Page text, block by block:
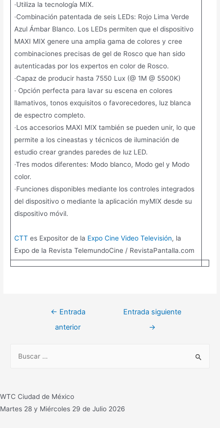
·Utiliza la tecnología MIX.
·Combinación patentada de seis LEDs: Rojo Lima Verde
Azul Ámbar Blanco. Los LEDs permiten que el dispositivo
MAXI MIX genere una amplia gama de colores y cree
combinaciones precisas de gel de Rosco que han sido
autenticadas por los expertos en color de Rosco.
·Capaz de producir hasta 7550 Lux (@ 1M @ 5500K)
· Opción perfecta para lavar su escena en colores
llamativos, tonos exquisitos o favorecedores, luz blanca
de espectro completo.
·Los accesorios MAXI MIX también se pueden unir, lo que
permite a los cineastas y técnicos de iluminación de
estudio crear grandes paredes de luz LED.
·Tres modos diferentes: Modo blanco, Modo gel y Modo
color.
·Funciones disponibles mediante los controles integrados
del dispositivo o mediante la aplicación myMIX desde su
dispositivo móvil.
CTTes Expositor de la Expo Cine Video Televisión, la
Expo de la Revista TelemundoCine / RevistaPantalla.com
Navegación
← Entrada
anterior
Entrada siguiente
→
WTC Ciudad de México
Martes 28 y Miércoles 29 de Julio 2026